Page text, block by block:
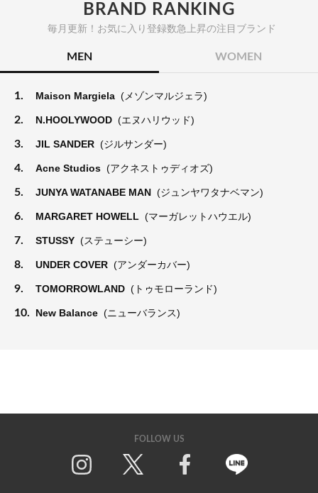
BRAND RANKING
毎月更新！お気に入り登録数急上昇の注目ブランド
MEN WOMEN
1. Maison Margiela (メゾンマルジェラ)
2. N.HOOLYWOOD (エヌハリウッド)
3. JIL SANDER (ジルサンダー)
4. Acne Studios (アクネストゥディオズ)
5. JUNYA WATANABE MAN (ジュンヤワタナベマン)
6. MARGARET HOWELL (マーガレットハウエル)
7. STUSSY (ステューシー)
8. UNDER COVER (アンダーカバー)
9. TOMORROWLAND (トゥモローランド)
10. New Balance (ニューバランス)
FOLLOW US